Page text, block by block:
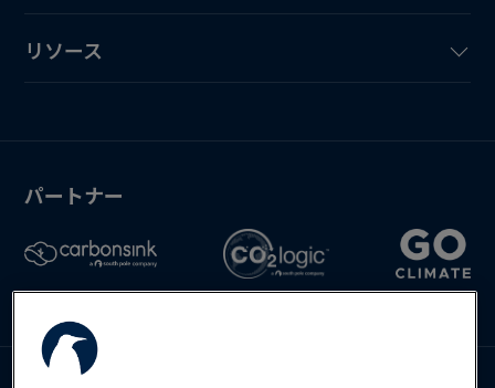
Deutsch
English
Español
リソース
パートナー